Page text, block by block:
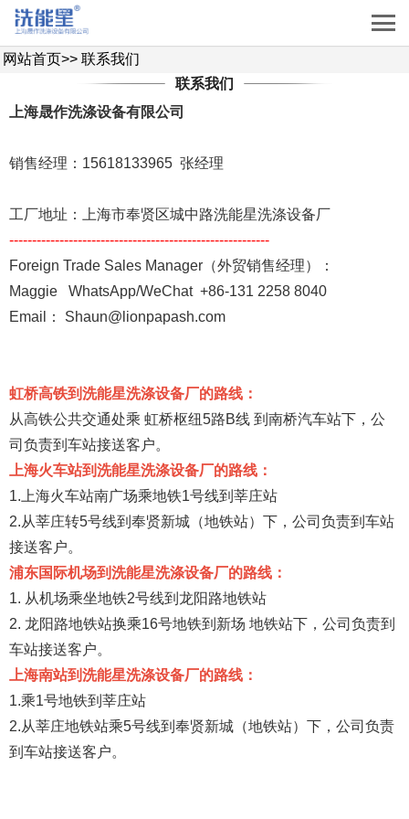
网站首页>> 联系我们
联系我们
上海晟作洗涤设备有限公司
销售经理：15618133965 张经理
工厂地址：上海市奉贤区城中路洗能星洗涤设备厂
---------------------------------------------------------
Foreign Trade Sales Manager（外贸销售经理）：
Maggie WhatsApp/WeChat +86-131 2258 8040
Email： Shaun@lionpapash.com
虹桥高铁到洗能星洗涤设备厂的路线：
从高铁公共交通处乘 虹桥枢纽5路B线 到南桥汽车站下，公
司负责到车站接送客户。
上海火车站到洗能星洗涤设备厂的路线：
1.上海火车站南广场乘地铁1号线到莘庄站
2.从莘庄转5号线到奉贤新城（地铁站）下，公司负责到车站
接送客户。
浦东国际机场到洗能星洗涤设备厂的路线：
1. 从机场乘坐地铁2号线到龙阳路地铁站
2. 龙阳路地铁站换乘16号地铁到新场 地铁站下，公司负责到
车站接送客户。
上海南站到洗能星洗涤设备厂的路线：
1.乘1号地铁到莘庄站
2.从莘庄地铁站乘5号线到奉贤新城（地铁站）下，公司负责
到车站接送客户。